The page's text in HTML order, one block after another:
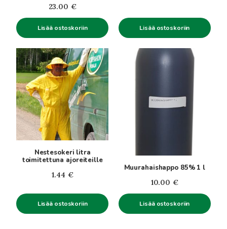
23.00 €
Lisää ostoskoriin Lisää ostoskoriin
Nestesokeri litra
toimitettuna ajoreiteille
1.44 €
Lisää ostoskoriin
Muurahaishappo 85% 1 l
10.00 €
Lisää ostoskoriin